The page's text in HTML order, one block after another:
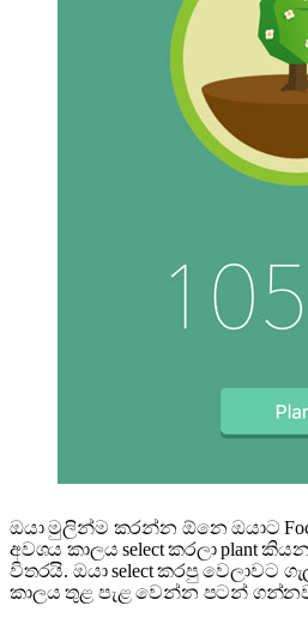
ඔයා මුලින්ම කරන්න ඕනෙ ඔයාට
අවශය කාලය select කරලා plant
විතරයි. ඔයා select කරපු වෙලාවට
කාලය තුළ පැළ වෙන්න පටන්